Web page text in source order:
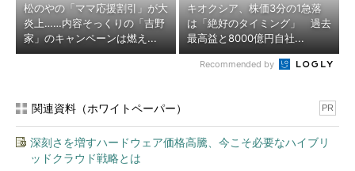
松のやの「ママ応援割引」が大
炎上……内容そっくりの「吉野
家」のキャンペーンは燃え...
キオクシア、株価3分の1急落
は「絶好のタイミング」 過去
最高益と8000億円自社...
Recommended by
関連資料（ホワイトペーパー） PR
深刻さを増すハードウェア価格高騰、今こそ必要なハイブリ
ッドクラウド戦略とは